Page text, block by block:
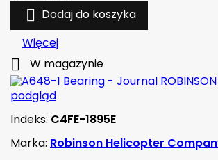
 Dodaj do koszyka
Więcej
 W magazynie
podgląd
Indeks: C4FE-1895E
Marka: Robinson Helicopter